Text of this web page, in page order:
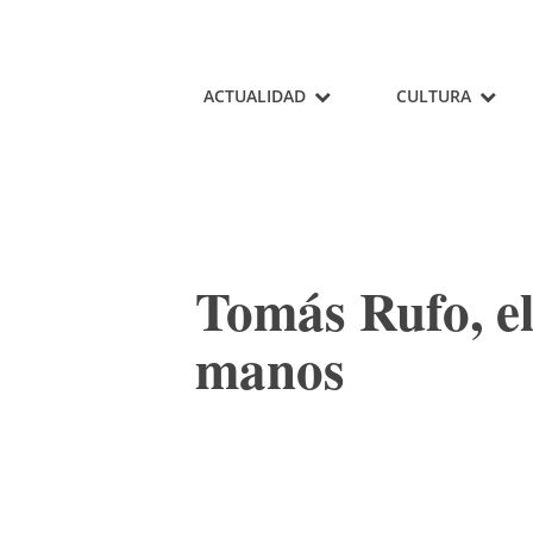
ACTUALIDAD CULTURA
Tomás Rufo,
manos